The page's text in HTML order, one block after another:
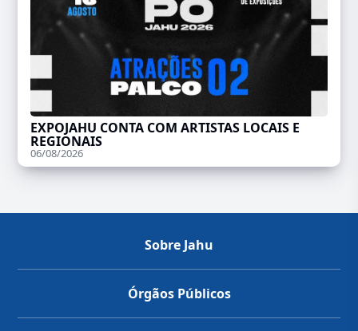
EXPOJAHU CONTA COM ARTISTAS LOCAIS E
REGIONAIS
06/08/2026
Sobre Jahu
Órgãos Públicos